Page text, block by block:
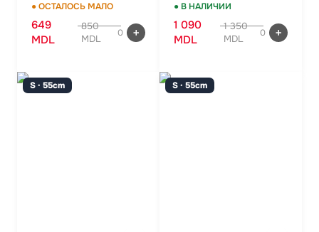
● ОСТАЛОСЬ МАЛО
649
MDL
850
MDL
0
● В НАЛИЧИИ
1 090
MDL
1 350
MDL
0
S · 55cm S · 55cm